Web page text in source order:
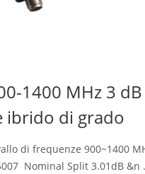
1400 MHz 3
ibrido di grado
di frequenze 900~1400
Nominal Split 3.01dB &n